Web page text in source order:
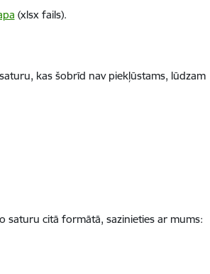
(xlsx fails).
kas šobrīd nav piekļūstams, lūdzam
saturu citā formātā, sazinieties ar mums: